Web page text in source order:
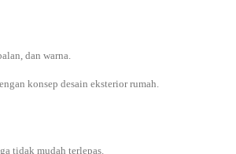
dan warna.
konsep desain eksterior rumah.
tidak mudah terlepas.